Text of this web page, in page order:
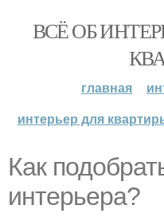
ВСЁ ОБ
главная
интерьер для
Как
интерьера?